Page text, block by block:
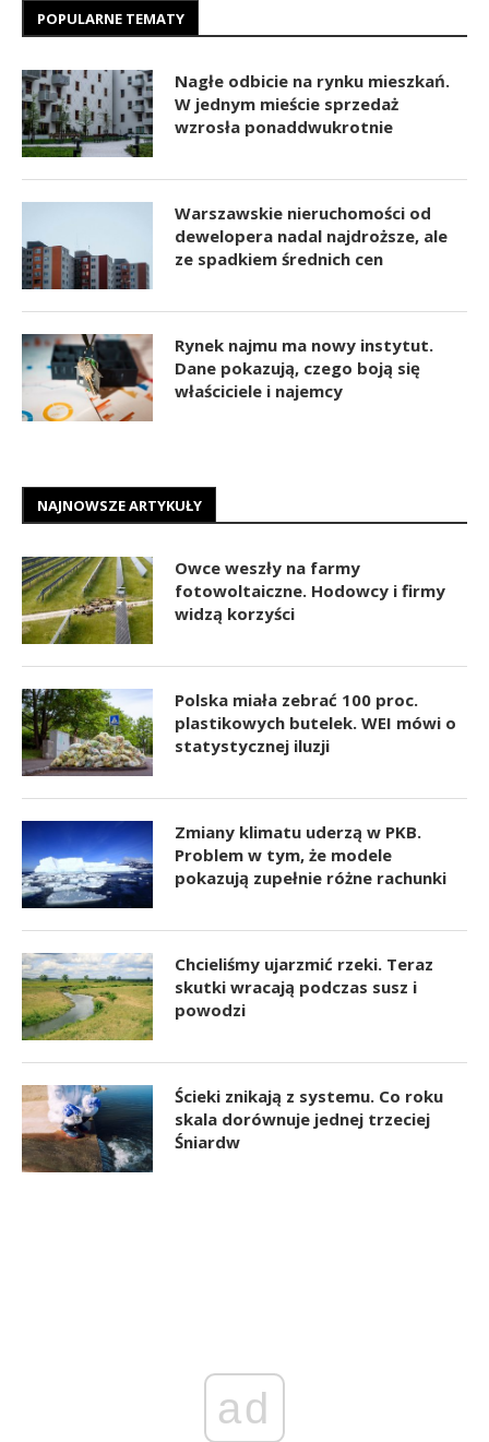
POPULARNE TEMATY
Nagłe odbicie na rynku mieszkań.
W jednym mieście sprzedaż
wzrosła ponaddwukrotnie
Warszawskie nieruchomości od
dewelopera nadal najdroższe, ale
ze spadkiem średnich cen
Rynek najmu ma nowy instytut.
Dane pokazują, czego boją się
właściciele i najemcy
NAJNOWSZE ARTYKUŁY
Owce weszły na farmy
fotowoltaiczne. Hodowcy i firmy
widzą korzyści
Polska miała zebrać 100 proc.
plastikowych butelek. WEI mówi o
statystycznej iluzji
Zmiany klimatu uderzą w PKB.
Problem w tym, że modele
pokazują zupełnie różne rachunki
Chcieliśmy ujarzmić rzeki. Teraz
skutki wracają podczas susz i
powodzi
Ścieki znikają z systemu. Co roku
skala dorównuje jednej trzeciej
Śniardw
ad